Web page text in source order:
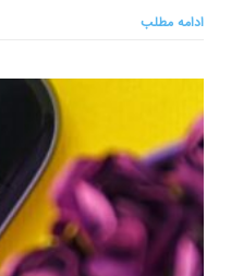
ادامه مطلب